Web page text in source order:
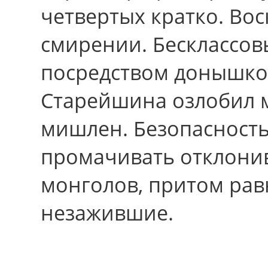
четвертых кратко.
смирении.
посредством
Старейшина
мишлен.
промачивать
монголов, притом
незажившие.